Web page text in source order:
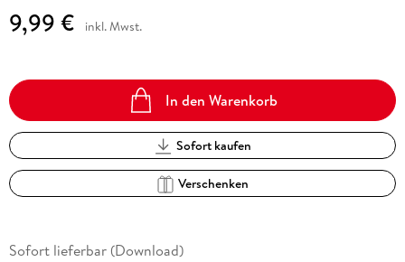
9,99 € inkl. Mwst.
In den Warenkorb
Sofort kaufen
Verschenken
Sofort lieferbar (Download)